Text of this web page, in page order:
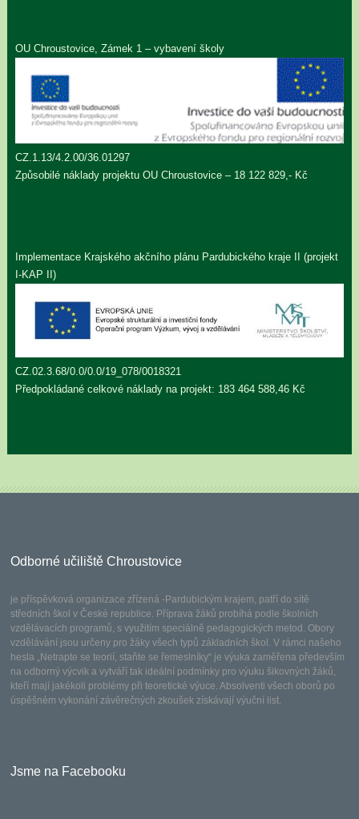
OU Chroustovice, Zámek 1 – vybavení školy
CZ.1.13/4.2.00/36.01297
Způsobilé náklady projektu OU Chroustovice – 18 122 829,- Kč
Implementace Krajského akčního plánu Pardubického kraje II (projekt
I-KAP II)
CZ.02.3.68/0.0/0.0/19_078/0018321
Předpokládané celkové náklady na projekt: 183 464 588,46 Kč
Odborné učiliště Chroustovice
je příspěvková organizace zřízená -Pardubickým krajem, patří do sítě
středních škol v České republice. Příprava žáků probíhá podle školních
vzdělávacích programů, s využitím speciálně pedagogických metod. Obory
vzdělávání jsou určeny pro žáky všech typů základních škol. V rámci našeho
hesla „Netrapte se teorií, staňte se řemeslníky“ je výuka zaměřena především
na odborný výcvik a vytváří tak ideální podmínky pro výuku šikovných žáků,
kteří mají jakékoli problémy při teoretické výuce. Absolventi všech oborů po
úspěšném vykonání závěrečných zkoušek získávají výuční list.
Jsme na Facebooku